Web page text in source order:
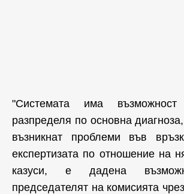
"Системата има
разпределя по основна
възникнат проблеми във
експертизата по отношение на
казуси, е дадена
председателят на комисията